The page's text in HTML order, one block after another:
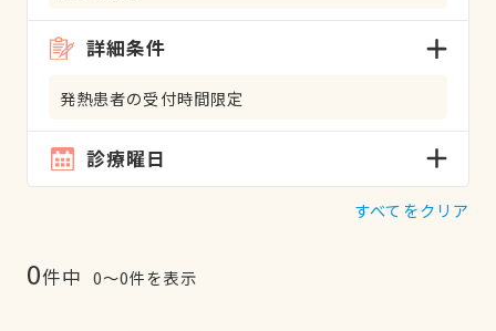
詳細条件
発熱患者の受付時間限定
診療曜日
すべてをクリア
0件中 0〜0件を表示